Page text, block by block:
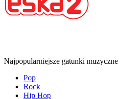
Najpopularniejsze gatunki muzyczne
Pop
Rock
Hip Hop